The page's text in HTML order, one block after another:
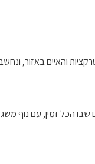
הכל זמין, עם נוף